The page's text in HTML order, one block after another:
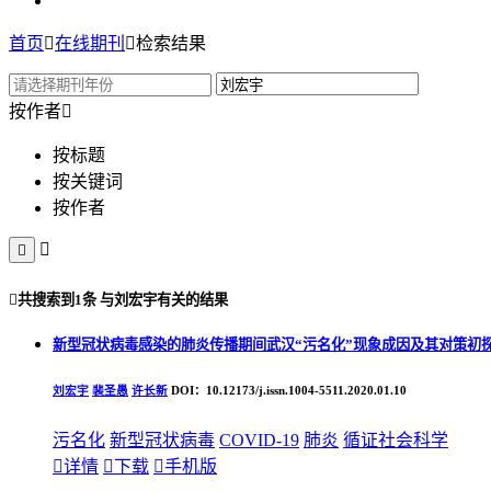
首页在线期刊 检索结果
按作者
按标题
按关键词
按作者
 
共搜索到 1条与刘宏宇有关的结果
新型冠状病毒感染的肺炎传播期间武汉“污名化”现象成因及其对策初
刘宏宇 裴圣愚 许长新 DOI：10.12173/j.issn.1004-5511.2020.01.10
污名化 新型冠状病毒 COVID-19 肺炎 循证社会科学
详情 下载 手机版